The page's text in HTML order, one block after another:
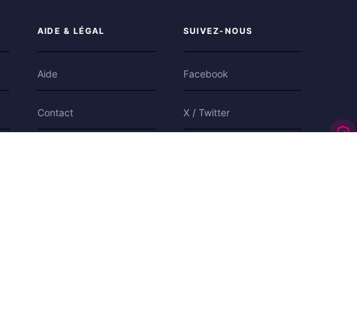
AIDE & LÉGAL
Aide
Contact
SUIVEZ-NOUS
Facebook
X / Twitter